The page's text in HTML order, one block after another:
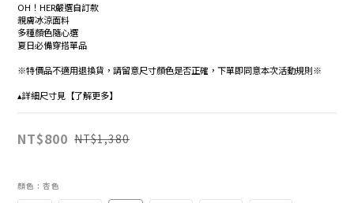
OH！HER嚴選自訂款
親膚冰涼面料
多種顏色隨心選
夏日必備穿搭單品
※特價品不適用退換貨，請留意尺寸顏色是否正確，下單即同意本次活動規則※
▴詳細尺寸見【了解更多】
NT$800 NT$1,380
顏色 : 杏色